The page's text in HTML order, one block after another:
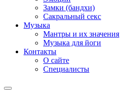
Замки (бандхи)
Сакральный секс
Музыка
Мантры и их значения
Музыка для йоги
Контакты
О сайте
Специалисты